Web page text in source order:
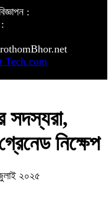
:
Tech.com
সদস্যরা,
নিক্ষেপ
২০২৫